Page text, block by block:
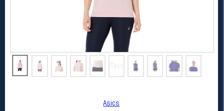
Asics